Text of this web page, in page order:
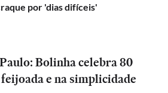
por 'dias difíceis'
Bolinha celebra 80
e na simplicidade